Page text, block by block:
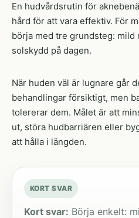
En hudvårdsrutin för
hård för att vara effektiv. För
börja med tre grundsteg:
solskydd på dagen.
När huden väl är lugnare går
behandlingar försiktigt, men
tolererar dem. Målet är att
ut, störa hudbarriären eller
att hålla i längden.
KORT SVAR
Kort svar: Börja enkelt: